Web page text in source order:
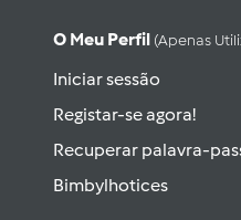
O Meu Perfil (apenas
Iniciar sessão
Registar-se agora!
Recuperar palavra-
Bimbylhotices